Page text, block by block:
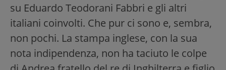
su Eduardo Teodorani Fabbri e gli altri
italiani coinvolti. Che pur ci sono e, sembra,
non pochi. La stampa inglese, con la sua
nota indipendenza, non ha taciuto le colpe